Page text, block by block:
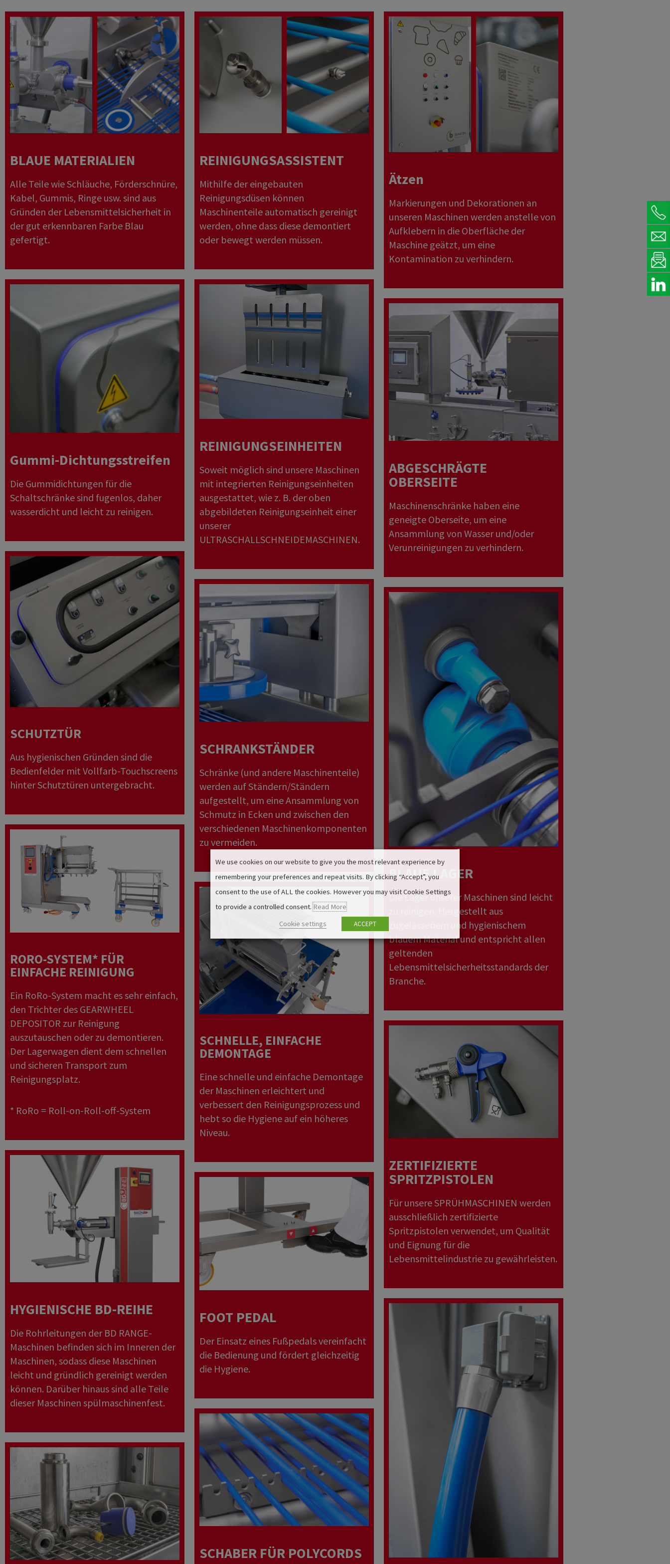
Croissants Cupcakes
Gebäck
Käsekuchen
BLAUE MATERIALIEN
Alle Teile wie Schläuche, Förderschnüre,
Kabel, Gummis, Ringe usw. sind aus
Gründen der Lebensmittelsicherheit in
der gut erkennbaren Farbe Blau
gefertigt.
Gummi-Dichtungsstreifen
Die Gummidichtungen für die
Schaltschränke sind fugenlos, daher
wasserdicht und leicht zu reinigen.
SCHUTZTÜR
Aus hygienischen Gründen sind die
Bedienfelder mit Vollfarb-Touchscreens
hinter Schutztüren untergebracht.
RORO-SYSTEM* FÜR
EINFACHE REINIGUNG
Ein RoRo-System macht es sehr einfach,
den Trichter des GEARWHEEL
DEPOSITOR zur Reinigung
auszutauschen oder zu demontieren.
Der Lagerwagen dient dem schnellen
und sicheren Transport zum
Reinigungsplatz.
* RoRo = Roll-on-Roll-off-System
HYGIENISCHE BD-REIHE
Die Rohrleitungen der BD RANGE-
Maschinen befinden sich im Inneren der
Maschinen, sodass diese Maschinen
leicht und gründlich gereinigt werden
können. Darüber hinaus sind alle Teile
dieser Maschinen spülmaschinenfest.
REINIGUNGSASSISTENT
Mithilfe der eingebauten
Reinigungsdüsen können
Maschinenteile automatisch gereinigt
werden, ohne dass diese demontiert
oder bewegt werden müssen.
REINIGUNGSEINHEITEN
Soweit möglich sind unsere Maschinen
mit integrierten Reinigungseinheiten
ausgestattet, wie z. B. der oben
abgebildeten Reinigungseinheit einer
unserer
ULTRASCHALLSCHNEIDEMASCHINEN.
SCHRANKSTÄNDER
Schränke (und andere Maschinenteile)
werden auf Ständern/Ständern
aufgestellt, um eine Ansammlung von
Schmutz in Ecken und zwischen den
verschiedenen Maschinenkomponenten
zu vermeiden.
SCHNELLE, EINFACHE
DEMONTAGE
Eine schnelle und einfache Demontage
der Maschinen erleichtert und
verbessert den Reinigungsprozess und
hebt so die Hygiene auf ein höheres
Niveau.
FOOT PEDAL
Der Einsatz eines Fußpedals vereinfacht
die Bedienung und fördert gleichzeitig
die Hygiene.
SCHABER FÜR POLYCORDS
Ätzen
Markierungen und Dekorationen an
unseren Maschinen werden anstelle von
Aufklebern in die Oberfläche der
Maschine geätzt, um eine
Kontamination zu verhindern.
ABGESCHRÄGTE
OBERSEITE
Maschinenschränke haben eine
geneigte Oberseite, um eine
Ansammlung von Wasser und/oder
Verunreinigungen zu verhindern.
BLAUE LAGER
Die Lager unserer Maschinen sind leicht
zu reinigen. Hergestellt aus
zugelassenem und hygienischem
blauem Material und entspricht allen
geltenden
Lebensmittelsicherheitsstandards der
Branche.
ZERTIFIZIERTE
SPRITZPISTOLEN
Für unsere SPRÜHMASCHINEN werden
ausschließlich zertifizierte
Spritzpistolen verwendet, um Qualität
und Eignung für die
Lebensmittelindustrie zu gewährleisten.
We use cookies on our website to give you the most relevant experience by
remembering your preferences and repeat visits. By clicking “Accept”, you
consent to the use of ALL the cookies. However you may visit Cookie Settings
to provide a controlled consent.Read More
Cookie settings
ACCEPT